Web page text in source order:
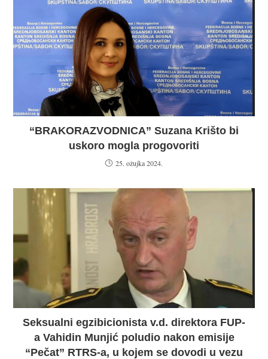
“BRAKORAZVODNICA” Suzana Krišto bi
uskoro mogla progovoriti
25. ožujka 2024.
Seksualni egzibicionista v.d. direktora FUP-
a Vahidin Munjić poludio nakon emisije
“Pečat” RTRS-a, u kojem se dovodi u vezu